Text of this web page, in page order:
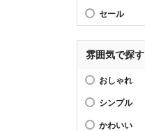
セール
雰囲気で探す
おしゃれ
シンプル
かわいい